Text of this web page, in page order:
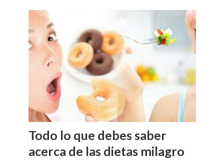
Todo lo que debes saber
acerca de las dietas milagro